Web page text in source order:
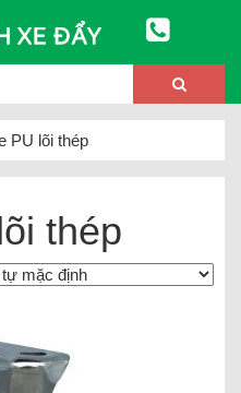
PU lõi thép
thép